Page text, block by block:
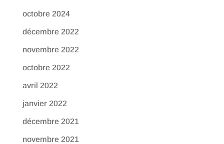
octobre 2024
décembre 2022
novembre 2022
octobre 2022
avril 2022
janvier 2022
décembre 2021
novembre 2021